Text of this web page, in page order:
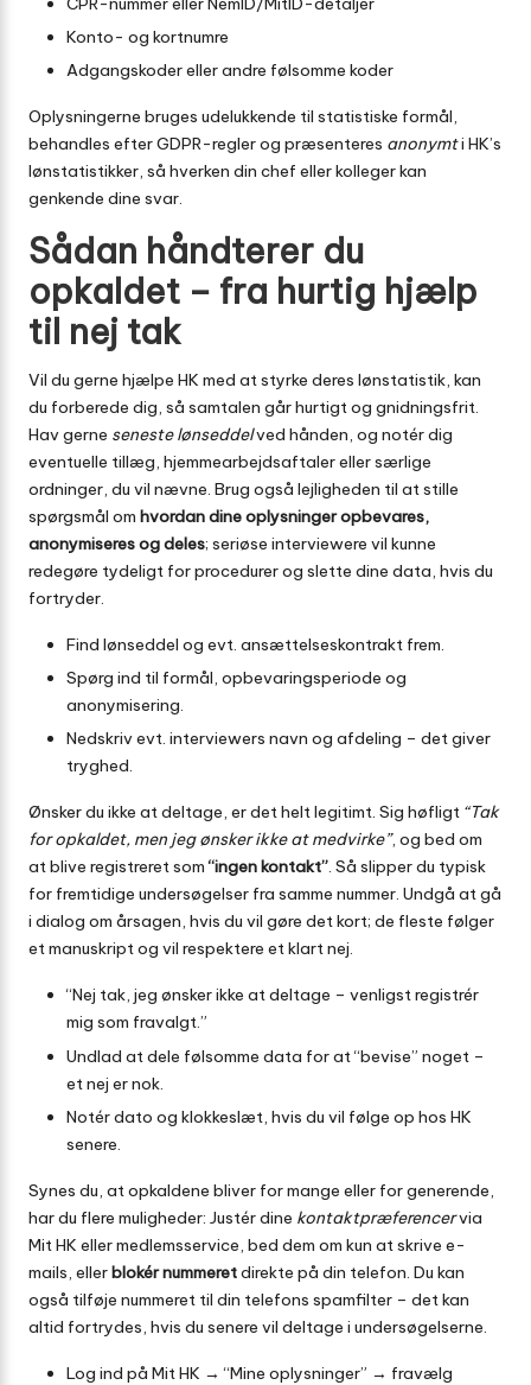
Konto- og kortnumre
Adgangskoder eller andre følsomme koder
Oplysningerne bruges udelukkende til statistiske formål,
behandles efter GDPR-regler og præsenteres anonymti HK’s
lønstatistikker, så hverken din chef eller kolleger kan
genkende dine svar.
Sådan håndterer du
opkaldet – fra hurtig hjælp
til nej tak
Vil du gerne hjælpe HK med at styrke deres lønstatistik, kan
du forberede dig, så samtalen går hurtigt og gnidningsfrit.
Hav gerne seneste lønseddelved hånden, og notér dig
eventuelle tillæg, hjemmearbejdsaftaler eller særlige
ordninger, du vil nævne. Brug også lejligheden til at stille
spørgsmål om hvordan dine oplysninger opbevares,
anonymiseres og deles; seriøse interviewere vil kunne
redegøre tydeligt for procedurer og slette dine data, hvis du
fortryder.
Find lønseddel og evt. ansættelseskontrakt frem.
Spørg ind til formål, opbevarings­periode og
anonymisering.
Nedskriv evt. interviewers navn og afdeling – det giver
tryghed.
Ønsker du ikke at deltage, er det helt legitimt. Sig høfligt “Tak
for opkaldet, men jeg ønsker ikke at medvirke”, og bed om
at blive registreret som“ingen kontakt”. Så slipper du typisk
for fremtidige undersøgelser fra samme nummer. Undgå at gå
i dialog om årsagen, hvis du vil gøre det kort; de fleste følger
et manuskript og vil respektere et klart nej.
“Nej tak, jeg ønsker ikke at deltage – venligst registrér
mig som fravalgt.”
Undlad at dele følsomme data for at “bevise” noget –
et nej er nok.
Notér dato og klokkeslæt, hvis du vil følge op hos HK
senere.
Synes du, at opkaldene bliver for mange eller for generende,
har du flere muligheder: Justér dine kontaktpræferencervia
Mit HK eller medlems­service, bed dem om kun at skrive e-
mails, ellerblokér nummeretdirekte på din telefon. Du kan
også tilføje nummeret til din telefons spamfilter – det kan
altid fortrydes, hvis du senere vil deltage i undersøgelserne.
Log ind på Mit HK → “Mine oplysninger” → fravælg